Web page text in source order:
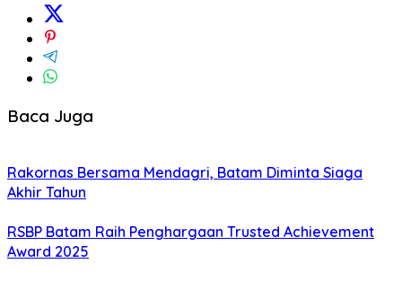
Baca Juga
Rakornas Bersama Mendagri, Batam Diminta Siaga
Akhir Tahun
RSBP Batam Raih Penghargaan Trusted Achievement
Award 2025